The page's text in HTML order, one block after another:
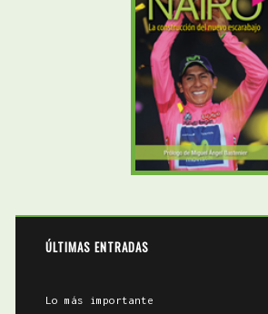
ÚLTIMAS ENTRADAS
Lo más importante